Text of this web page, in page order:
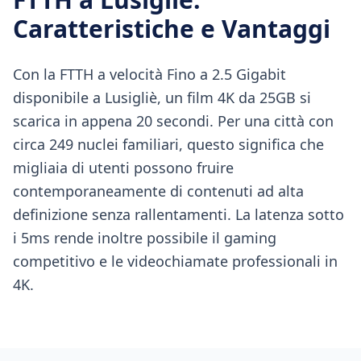
Caratteristiche e Vantaggi
Con la FTTH a velocità Fino a 2.5 Gigabit
disponibile a Lusigliè, un film 4K da 25GB si
scarica in appena 20 secondi. Per una città con
circa 249 nuclei familiari, questo significa che
migliaia di utenti possono fruire
contemporaneamente di contenuti ad alta
definizione senza rallentamenti. La latenza sotto
i 5ms rende inoltre possibile il gaming
competitivo e le videochiamate professionali in
4K.